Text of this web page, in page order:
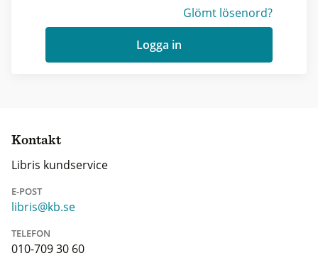
Glömt lösenord?
Logga in
Kontakt
Libris kundservice
E-POST
libris@kb.se
TELEFON
010-709 30 60